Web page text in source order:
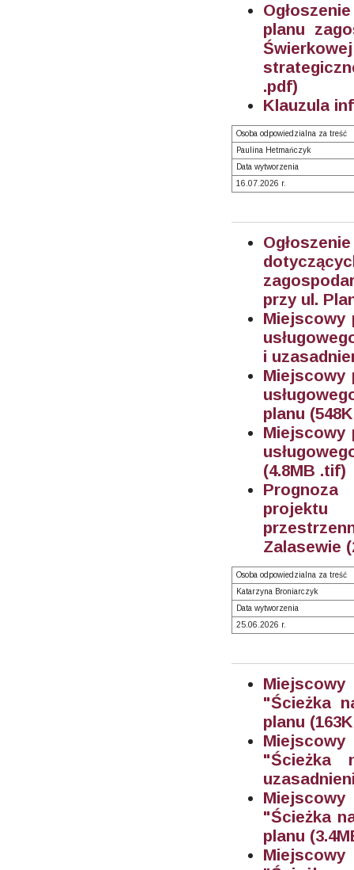
planu
.pdf)
Klauzula
Osoba odpowiedzialna za treść
Paulina Hetmańczyk
Data wytworzenia
16.07.2026 r.
przy ul.
Miejscowy
i
Miejscowy
planu (548K
Miejscowy
(4.8MB .tif)
projektu
Zalasewie
Osoba odpowiedzialna za treść
Katarzyna Broniarczyk
Data wytworzenia
25.06.2026 r.
"Ścieżka
planu (163
"Ścieżka
"Ścieżka
planu (3.4M